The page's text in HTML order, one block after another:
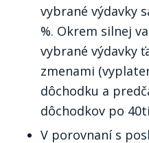
vybrané výdavky
%. Okrem silnej
vybrané výdavky
zmenami
dôchodku a
dôchodkov po
V porovnaní s